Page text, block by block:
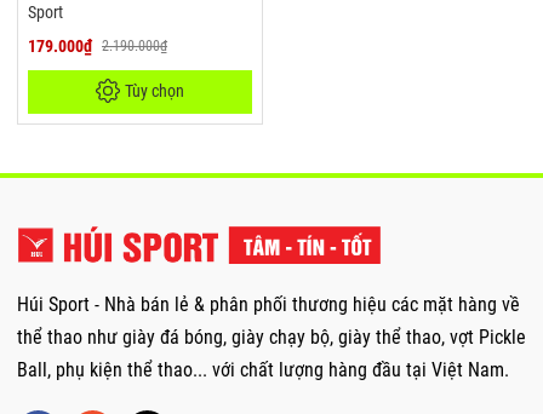
Sport
179.000₫ 2.190.000₫
Tùy chọn
Húi Sport - Nhà bán lẻ & phân phối thương hiệu các mặt hàng về
thể thao như giày đá bóng, giày chạy bộ, giày thể thao, vợt Pickle
Ball, phụ kiện thể thao... với chất lượng hàng đầu tại Việt Nam.